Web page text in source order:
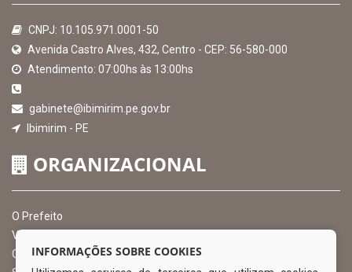
CNPJ: 10.105.971.0001-50
Avenida Castro Alves, 432, Centro - CEP: 56-580-000
Atendimento: 07:00hs às 13:00hs
gabinete@ibimirim.pe.gov.br
Ibimirim - PE
ORGANIZACIONAL
O Prefeito
Vice Prefeito
Ouvidoria Municipal
INFORMAÇÕES SOBRE COOKIES